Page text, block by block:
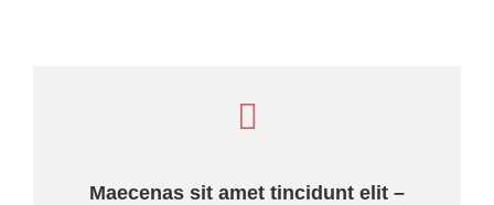
Maecenas sit amet tincidunt elit –